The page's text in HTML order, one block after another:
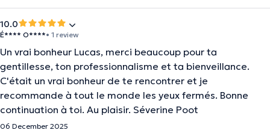
10.0
É**** O****• 1 review
Un vrai bonheur Lucas, merci beaucoup pour ta
gentillesse, ton professionnalisme et ta bienveillance.
C'était un vrai bonheur de te rencontrer et je
recommande à tout le monde les yeux fermés. Bonne
continuation à toi. Au plaisir. Séverine Poot
06 December 2025